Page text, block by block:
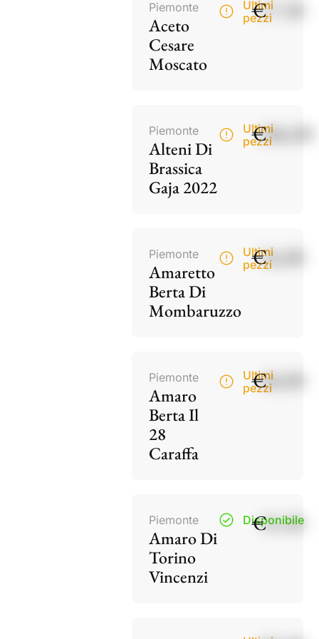
Piemonte
Aceto
Cesare
Moscato
Ultimi
pezzi
€17,50
Piemonte
Alteni Di
Brassica
Gaja 2022
Ultimi
pezzi
€186,00
Piemonte
Amaretto
Berta Di
Mombaruzzo
Ultimi
pezzi
€34,00
Piemonte
Amaro
Berta Il
28
Caraffa
Ultimi
pezzi
€40,00
Piemonte
Amaro Di
Torino
Vincenzi
Disponibile
€15,50